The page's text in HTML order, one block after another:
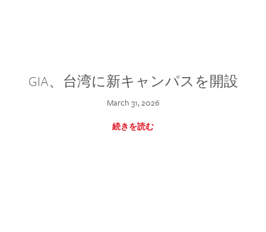
GIA、台湾に新キャンパスを開設
March 31, 2026
続きを読む